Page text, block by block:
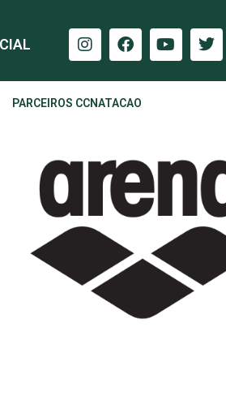
PARCEIROS CCNATACAO